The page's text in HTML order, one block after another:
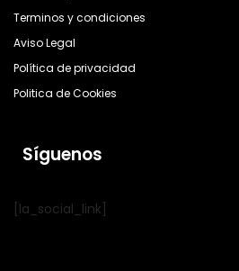
Terminos y condiciones
Aviso Legal
Política de privacidad
Politica de Cookies
Síguenos
[la_social_link]